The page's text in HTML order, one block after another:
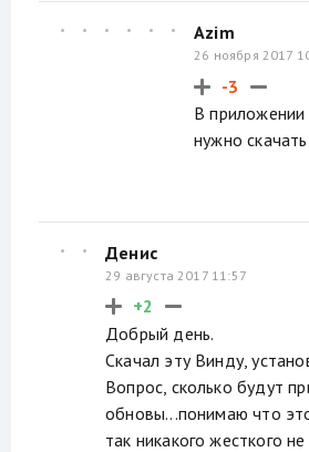
Azim
26 ноября 2017
-3
В
нужно
Денис
29 августа 2017 11:57
+2
Добрый день.
Скачал эту Винду,
Вопрос, сколько будут
обновы...понимаю что
так никакого жесткого